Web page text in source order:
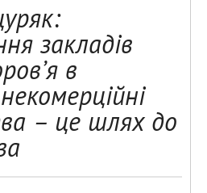
закладів
в
– це шлях до